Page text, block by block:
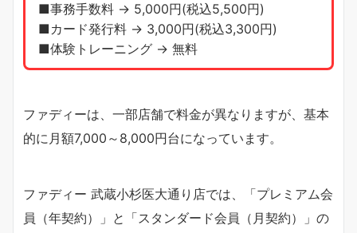
■事務手数料 → 5,000円(税込5,500円)
■カード発行料 → 3,000円(税込3,300円)
■体験トレーニング → 無料
ファディーは、一部店舗で料金が異なりますが、基本
的に月額7,000～8,000円台になっています。
ファディー 武蔵小杉医大通り店では、「プレミアム会
員（年契約）」と「スタンダード会員（月契約）」の